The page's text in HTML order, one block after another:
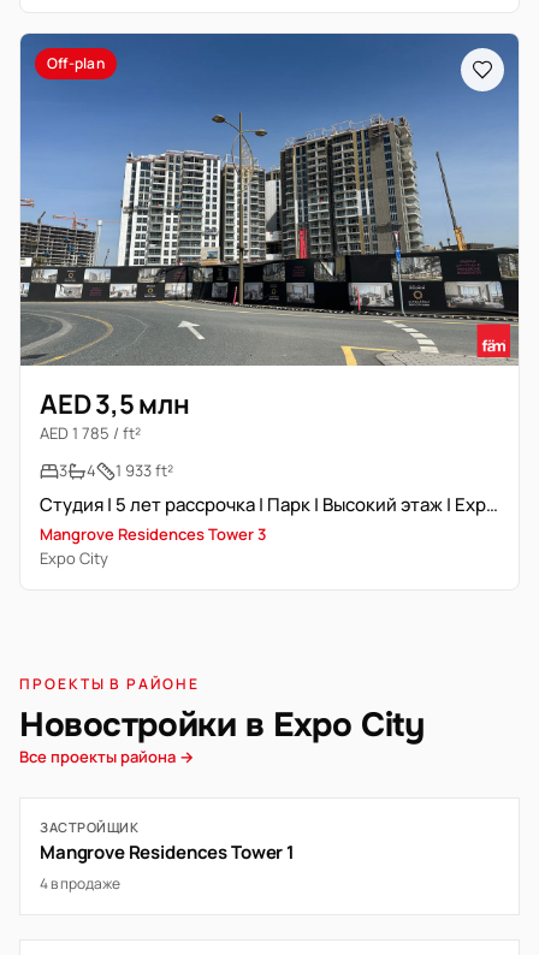
Off-plan
AED 3,5 млн
AED 1 785 / ft²
3
4 1 933 ft²
Студия | 5 лет рассрочка | Парк | Высокий этаж | Expo Expert
Mangrove Residences Tower 3
Expo City
ПРОЕКТЫ В РАЙОНЕ
Новостройки в Expo City
Все проекты района →
ЗАСТРОЙЩИК
Mangrove Residences Tower 1
4 в продаже